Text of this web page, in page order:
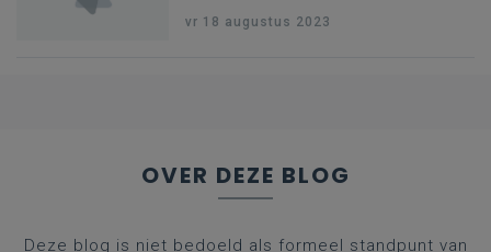
vr 18 augustus 2023
OVER DEZE BLOG
Deze blog is niet bedoeld als formeel standpunt van